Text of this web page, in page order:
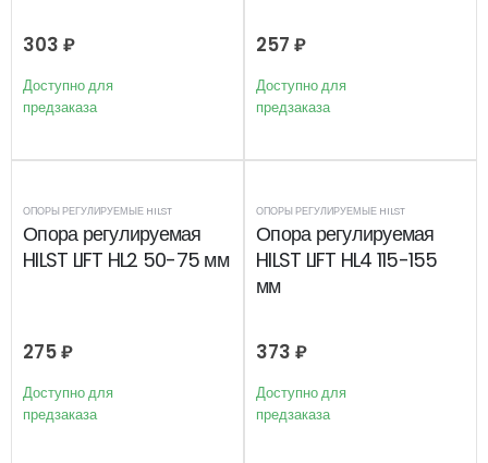
303 ₽
Доступно для
предзаказа
257 ₽
Доступно для
предзаказа
ОПОРЫ РЕГУЛИРУЕМЫЕ HILST
Опора регулируемая
HILST LIFT HL2 50-75 мм
275₽
Доступно для
предзаказа
ОПОРЫ РЕГУЛИРУЕМЫЕ HILST
Опора регулируемая
HILST LIFT HL4 115-155
мм
373 ₽
Доступно для
предзаказа